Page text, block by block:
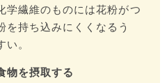
学繊維のものには花粉がつ
を持ち込みにくくなるう
。
物を摂取する